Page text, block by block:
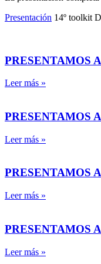
Presentación 14º toolkit
PRESENTAMOS
Leer más »
PRESENTAMOS
Leer más »
PRESENTAMOS
Leer más »
PRESENTAMOS
Leer más »